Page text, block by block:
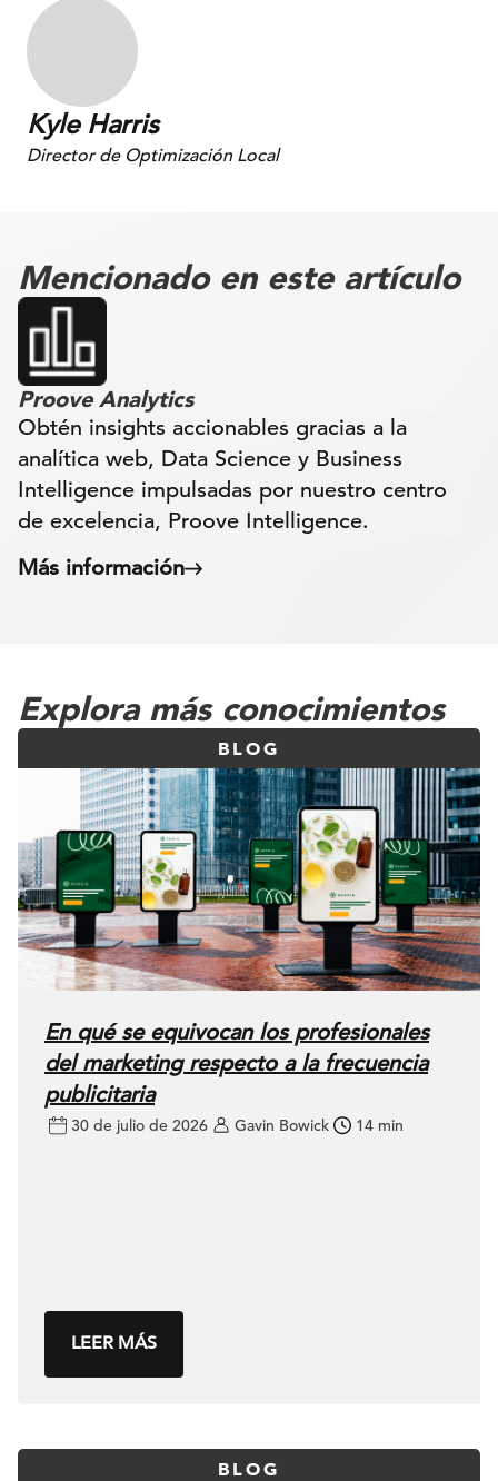
Kyle Harris
Director de Optimización Local
Mencionado en este artículo
Proove Analytics
Obtén insights accionables gracias a la
analítica web, Data Science y Business
Intelligence impulsadas por nuestro centro
de excelencia, Proove Intelligence.
Más información
Explora más conocimientos
BLOG
En qué se equivocan los profesionales
del marketing respecto a la frecuencia
publicitaria
30 de julio de 2026 Gavin Bowick 14 min
LEER MÁS
BLOG